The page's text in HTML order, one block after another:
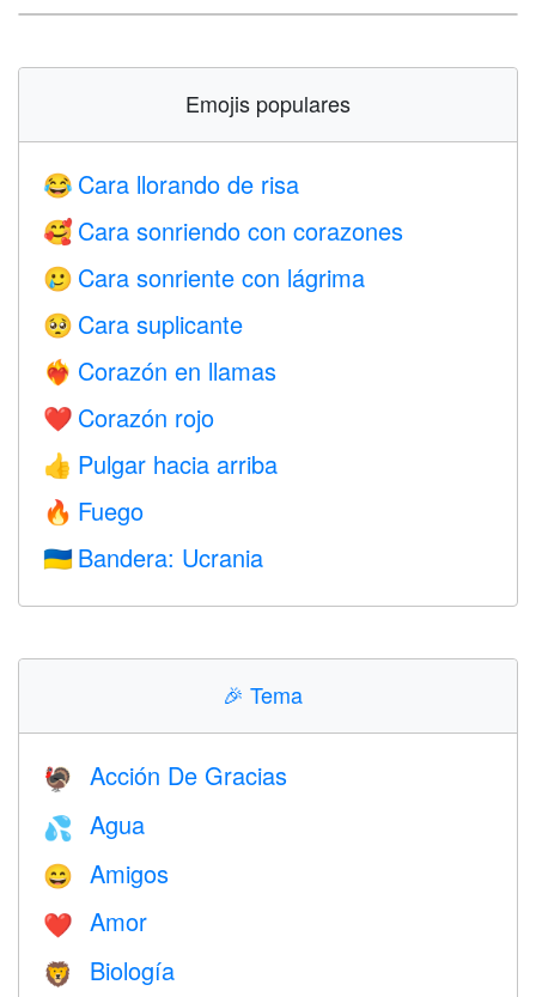
Emojis populares
😂 Cara llorando de risa
🥰 Cara sonriendo con corazones
🥲 Cara sonriente con lágrima
🥺 Cara suplicante
❤️‍🔥 Corazón en llamas
❤️ Corazón rojo
👍 Pulgar hacia arriba
🔥 Fuego
🇺🇦 Bandera: Ucrania
🎉 Tema
🦃 Acción De Gracias
💦 Agua
😄 Amigos
❤️️ Amor
🦁 Biología